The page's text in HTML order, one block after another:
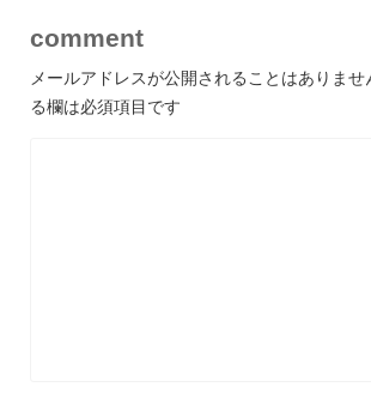
comment
メールアドレスが公開されることはありませ
る欄は必須項目です